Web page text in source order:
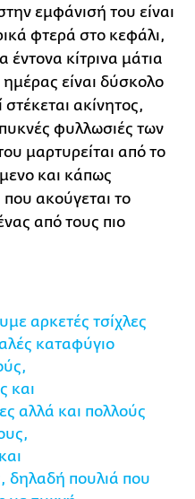
εμφάνισή του είναι
φτερά στο κεφάλι,
έντονα κίτρινα μάτια
είναι δύσκολο
ακίνητος,
φυλλωσιές των
μαρτυρείται από το
και κάπως
ακούγεται το
από τους πιο
αρκετές τσίχλες
καταφύγιο
και
αλλά και πολλούς
δηλαδή πουλιά που